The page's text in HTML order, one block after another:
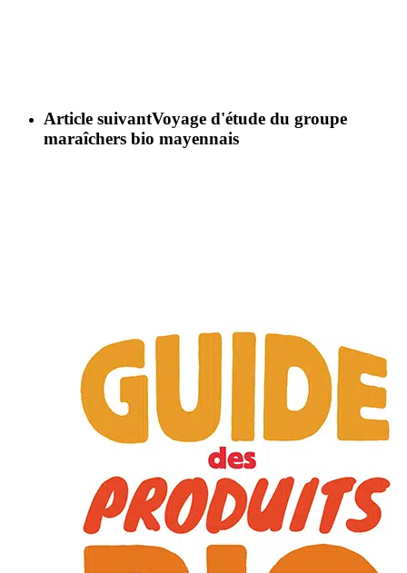
Article suivantVoyage d'étude du groupe
maraîchers bio mayennais